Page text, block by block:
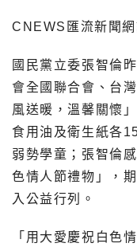
CNEWS匯流新聞
國民黨立委張智倫
會全國聯合會、台
風送暖，溫馨關懷
食用油及衛生紙各
弱勢學童；張智倫
色情人節禮物」，
入公益行列。
「用大愛慶祝白色